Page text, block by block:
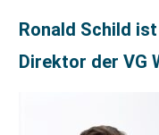
Ronald Schild
Direktor der VG